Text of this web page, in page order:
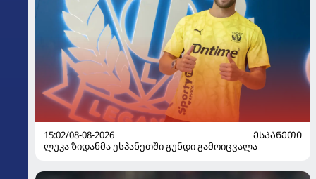
15:02/08-08-2026
ᲔᲡᲞᲐᲜᲔᲗᲘ
ლუკა ზიდანმა ესპანეთში გუნდი გამოიცვალა